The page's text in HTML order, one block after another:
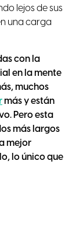
lejos de sus
una carga
con la
en la mente
muchos
más y están
Pero esta
más largos
mejor
lo único que